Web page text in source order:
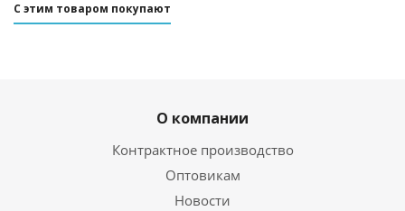
С этим товаром покупают
О компании
Контрактное производство
Оптовикам
Новости